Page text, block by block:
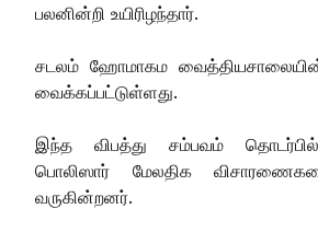
பலனின்றி உயிரிழந்தார்.
சடலம் ஹோமாகம
வைக்கப்பட்டுள்ளது.
இந்த விபத்து சம்பவம்
பொலிஸார் மேலதிக
வருகின்றனர்.